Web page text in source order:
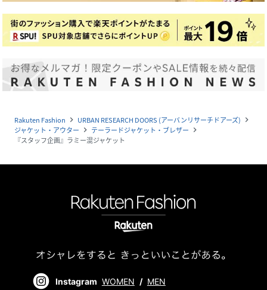
Rakuten Fashion navigate_next URBAN RESEARCH DOORS (アーバンリサーチドアーズ) navigate_next
ジャケット・アウター navigate_next テーラードジャケット・ブレザー navigate_next
『スタッフ企画』ラミー混ジャケット
Instagram WOMEN / MEN